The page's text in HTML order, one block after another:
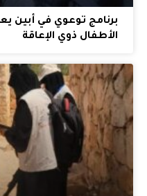
برنامج توعوي في أبين
الأطفال ذوي الإعاقة